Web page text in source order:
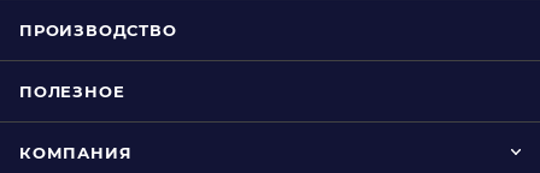
ПРОИЗВОДСТВО
ПОЛЕЗНОЕ
КОМПАНИЯ